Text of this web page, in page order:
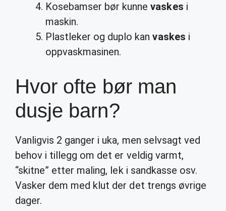
Kosebamser bør kunnevaskes i
maskin.
Plastleker og duplo kanvaskes i
oppvaskmasinen.
Hvor ofte bør man
dusje barn?
Vanligvis 2 ganger i uka, men selvsagt ved
behov i tillegg om det er veldig varmt,
“skitne” etter maling, lek i sandkasse osv.
Vasker dem med klut der det trengs øvrige
dager.